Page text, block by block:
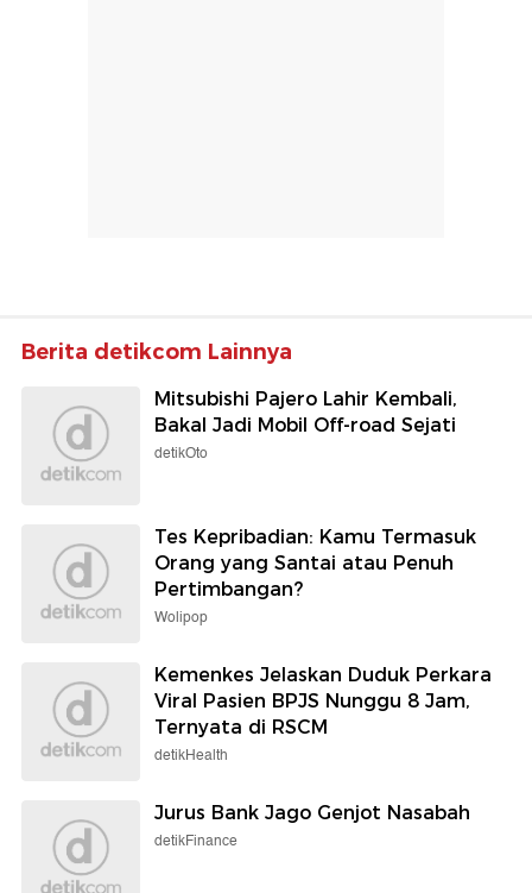
Berita detikcom Lainnya
Mitsubishi Pajero Lahir Kembali,
Bakal Jadi Mobil Off-road Sejati
detikOto
Tes Kepribadian: Kamu Termasuk
Orang yang Santai atau Penuh
Pertimbangan?
Wolipop
Kemenkes Jelaskan Duduk Perkara
Viral Pasien BPJS Nunggu 8 Jam,
Ternyata di RSCM
detikHealth
Jurus Bank Jago Genjot Nasabah
detikFinance